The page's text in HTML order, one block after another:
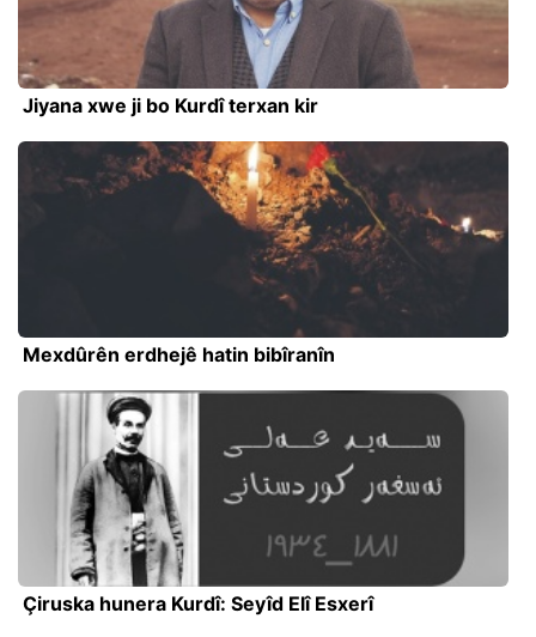
Jiyana xwe ji bo Kurdî terxan kir
Mexdûrên erdhejê hatin bibîranîn
Çiruska hunera Kurdî: Seyîd Elî Esxerî